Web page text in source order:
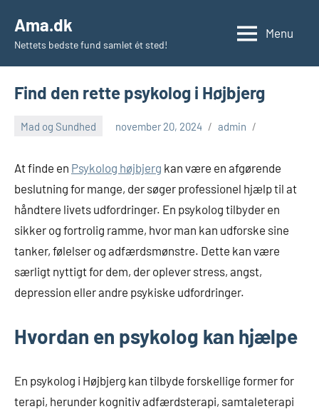
indhold
Ama.dk
Nettets bedste fund samlet ét sted!
Menu
Find den rette psykolog i Højbjerg
Mad og Sundhed november 20, 2024 admin
At finde en Psykolog højbjerg kan være en afgørende
beslutning for mange, der søger professionel hjælp til at
håndtere livets udfordringer. En psykolog tilbyder en
sikker og fortrolig ramme, hvor man kan udforske sine
tanker, følelser og adfærdsmønstre. Dette kan være
særligt nyttigt for dem, der oplever stress, angst,
depression eller andre psykiske udfordringer.
Hvordan en psykolog kan hjælpe
En psykolog i Højbjerg kan tilbyde forskellige former for
terapi, herunder kognitiv adfærdsterapi, samtaleterapi